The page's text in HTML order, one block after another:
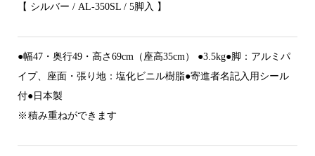
【 シルバー / AL-350SL / 5脚入 】
●幅47・奥行49・高さ69cm（座高35cm） ●3.5kg●脚：アルミパ
イプ、座面・張り地：塩化ビニル樹脂●寄進者名記入用シール
付●日本製
※ 積み重ねができます